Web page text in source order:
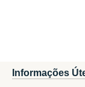
Informações